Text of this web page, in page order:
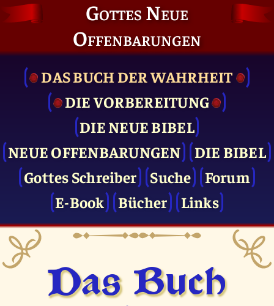
Gottes Neue
Offenbarungen
DAS BUCH DER WAHRHEIT
DIE VOR­BEREITUNG
DIE NEUE BIBEL
NEUE OFFENBARUNGEN
DIE BIBEL
Gottes Schreiber
Suche
Forum
E-Book
Bücher Links
Das Buch